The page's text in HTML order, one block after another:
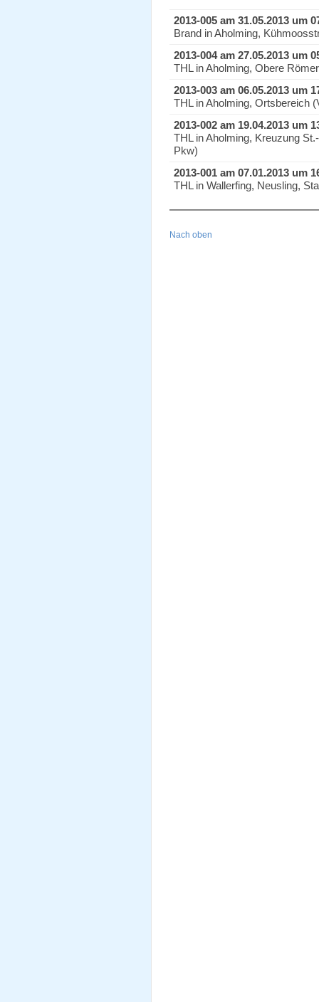
2013-005 am 31.05.2013 um
Brand in Aholming,
2013-004 am 27.05.2013 um
THL in Aholming, Obere
2013-003 am 06.05.2013 um
THL in Aholming, Ortsbereich
2013-002 am 19.04.2013 um
THL in Aholming, Kreuzung
Pkw)
2013-001 am 07.01.2013 um
THL in Wallerfing, Neusling,
Nach oben